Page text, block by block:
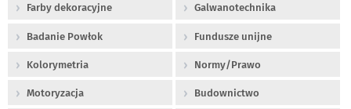
Farby dekoracyjne Galwanotechnika
Badanie Powłok Fundusze unijne
Kolorymetria Normy/Prawo
Motoryzacja Budownictwo